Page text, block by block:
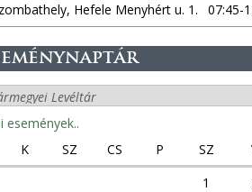
Hefele Menyhért u. 1. 07:45-
események..
K SZ CS P SZ
1